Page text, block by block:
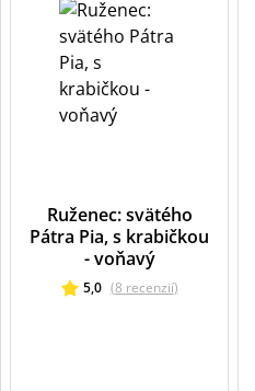
Ruženec: svätého
Pátra Pia, s krabičkou
- voňavý
5,0 (8 recenzií)